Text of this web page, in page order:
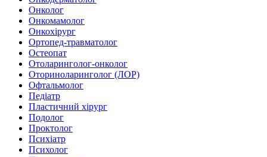
Онколог
Онкомамолог
Онкохірург
Ортопед-травматолог
Остеопат
Отоларинголог-онколог
Оториноларинголог (ЛОР)
Офтальмолог
Педіатр
Пластичний хірург
Подолог
Проктолог
Психіатр
Психолог